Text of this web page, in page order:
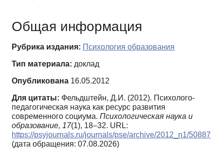
Общая информация
Рубрика издания: Психология образования
Тип материала: доклад
Опубликована 16.05.2012
Для цитаты: Фельдштейн, Д.И. (2012). Психолого-
педагогическая наука как ресурс развития
современного социума. Психологическая наука и
образование, 17(1), 18–32. URL:
https://psyjournals.ru/journals/pse/archive/2012_n1/50887
(дата обращения: 07.08.2026)